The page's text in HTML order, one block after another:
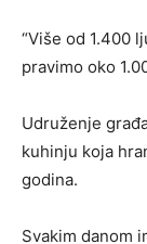
“Više od 1.400
pravimo oko
Udruženje
kuhinju koja
godina.
Svakim danom